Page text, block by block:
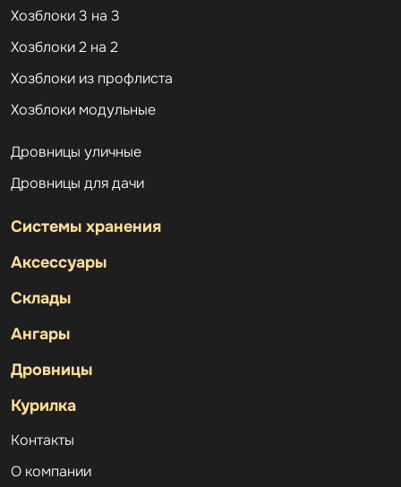
Хозблоки 3 на 3
Хозблоки 2 на 2
Хозблоки из профлиста
Хозблоки модульные
Дровницы уличные
Дровницы для дачи
Системы хранения
Аксессуары
Склады
Ангары
Дровницы
Курилка
Контакты
О компании